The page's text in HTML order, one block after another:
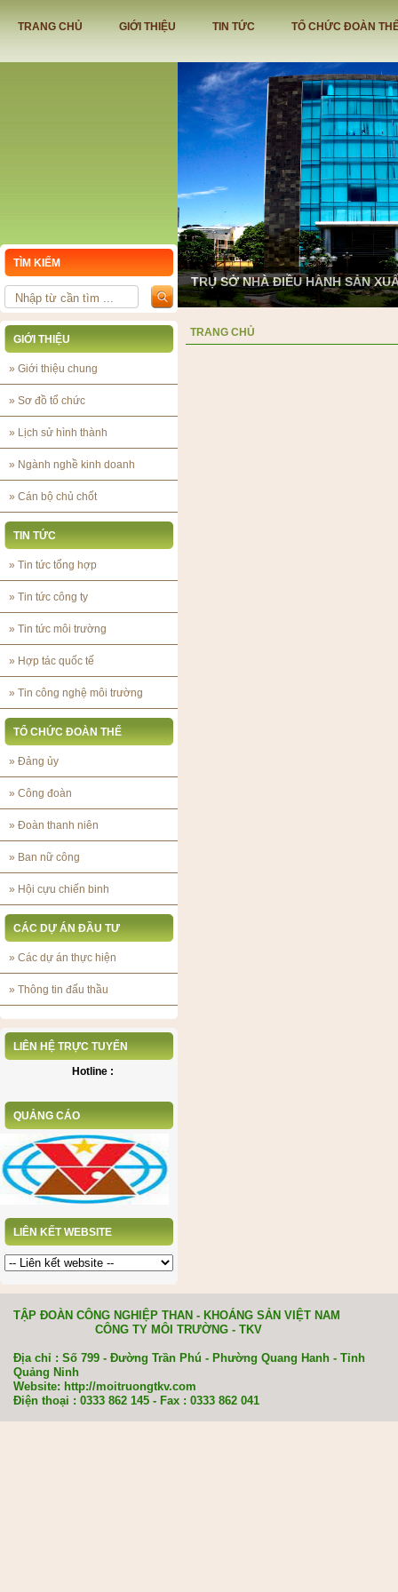
TRANG CHỦ GIỚI THIỆU TIN TỨC TỔ CHỨC ĐOÀN
TRỤ SỞ NHÀ ĐIỀU HÀNH SẢN
TÌM KIẾM
GIỚI THIỆU
» Giới thiệu chung
» Sơ đồ tổ chức
» Lịch sử hình thành
» Ngành nghề kinh doanh
» Cán bộ chủ chốt
TIN TỨC
» Tin tức tổng hợp
» Tin tức công ty
» Tin tức môi trường
» Hợp tác quốc tế
» Tin công nghệ môi trường
TỔ CHỨC ĐOÀN THỂ
» Đảng ủy
» Công đoàn
» Đoàn thanh niên
» Ban nữ công
» Hội cựu chiến binh
CÁC DỰ ÁN ĐẦU TƯ
» Các dự án thực hiện
» Thông tin đấu thầu
LIÊN HỆ TRỰC TUYẾN
Hotline :
QUẢNG CÁO
LIÊN KẾT WEBSITE
TRANG CHỦ
TẬP ĐOÀN CÔNG NGHIỆP THAN - KHOÁNG SẢN VIỆT NAM
CÔNG TY MÔI TRƯỜNG - TKV
Địa chỉ : Số 799 - Đường Trần Phú - Phường Quang Hanh - Tỉnh
Quảng Ninh
Website: http://moitruongtkv.com
Điện thoại : 0333 862 145 - Fax : 0333 862 041